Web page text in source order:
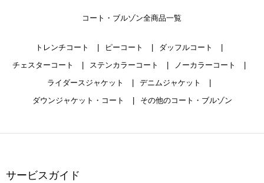
コート・ブルゾン全商品一覧
トレンチコート ピーコート
ダッフルコート
チェスターコート
ステンカラーコート
ノーカラーコート
ライダースジャケット
デニムジャケット
ダウンジャケット・コート
その他のコート・ブルゾン
サービスガイド